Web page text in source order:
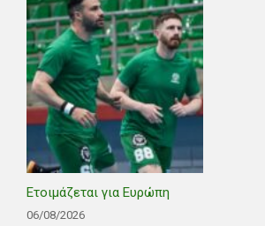
Ετοιμάζεται για Ευρώπη
06/08/2026